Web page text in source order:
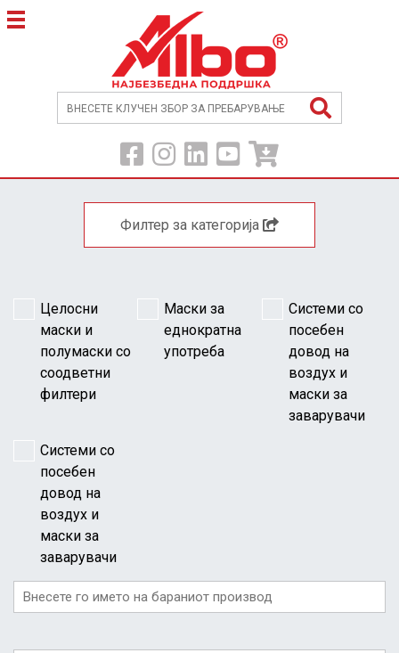
Филтер за категорија
Целосни
маски и
полумаски со
соодветни
филтери
Маски за
еднократна
употреба
Системи со
посебен
довод на
воздух и
маски за
заварувачи
Системи со
посебен
довод на
воздух и
маски за
заварувачи